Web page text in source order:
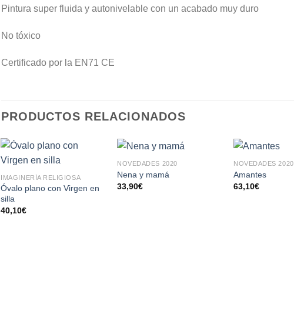
Pintura super fluida y autonivelable con un acabado muy duro
No tóxico
Certificado por la EN71 CE
PRODUCTOS RELACIONADOS
A LA
LISTA
IMAGINERÍA RELIGIOSA
Óvalo plano con Virgen en
silla
40,10€
NOVEDADES 2020
Nena y mamá
33,90€
NOVEDADES 2020
Amantes
63,10€